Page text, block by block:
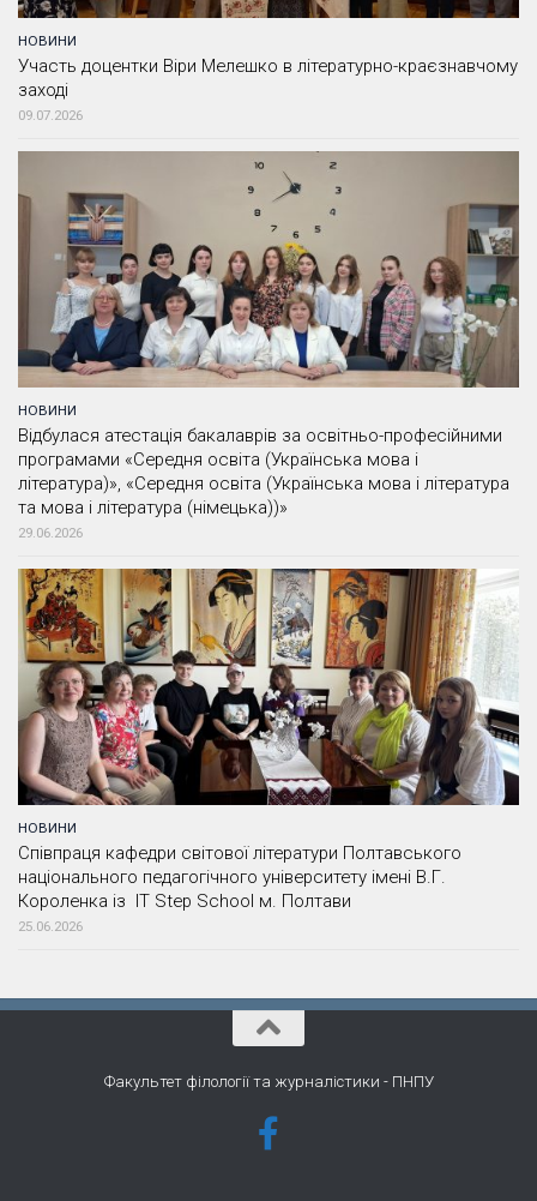
НОВИНИ
Участь доцентки Віри Мелешко в літературно-краєзнавчому
заході
09.07.2026
НОВИНИ
Відбулася атестація бакалаврів за освітньо-професійними
програмами «Середня освіта (Українська мова і
література)», «Середня освіта (Українська мова і література
та мова і література (німецька))»
29.06.2026
НОВИНИ
Співпраця кафедри світової літератури Полтавського
національного педагогічного університету імені В.Г.
Короленка із IT Step School м. Полтави
25.06.2026
Факультет філології та журналістики - ПНПУ